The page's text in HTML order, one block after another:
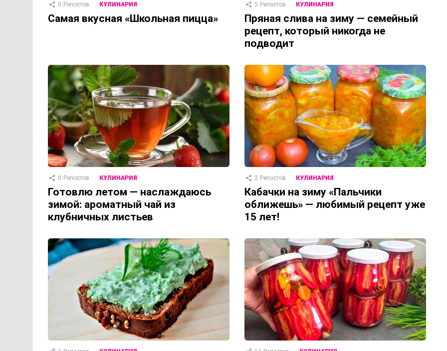
0 Репостов КУЛИНАРИЯ
Самая вкусная «Школьная пицца»
5 Репостов КУЛИНАРИЯ
Пряная слива на зиму — семейный
рецепт, который никогда не
подводит
0 Репостов КУЛИНАРИЯ
Готовлю летом — наслаждаюсь
зимой: ароматный чай из
клубничных листьев
2 Репостов КУЛИНАРИЯ
Кабачки на зиму «Пальчики
оближешь» — любимый рецепт уже
15 лет!